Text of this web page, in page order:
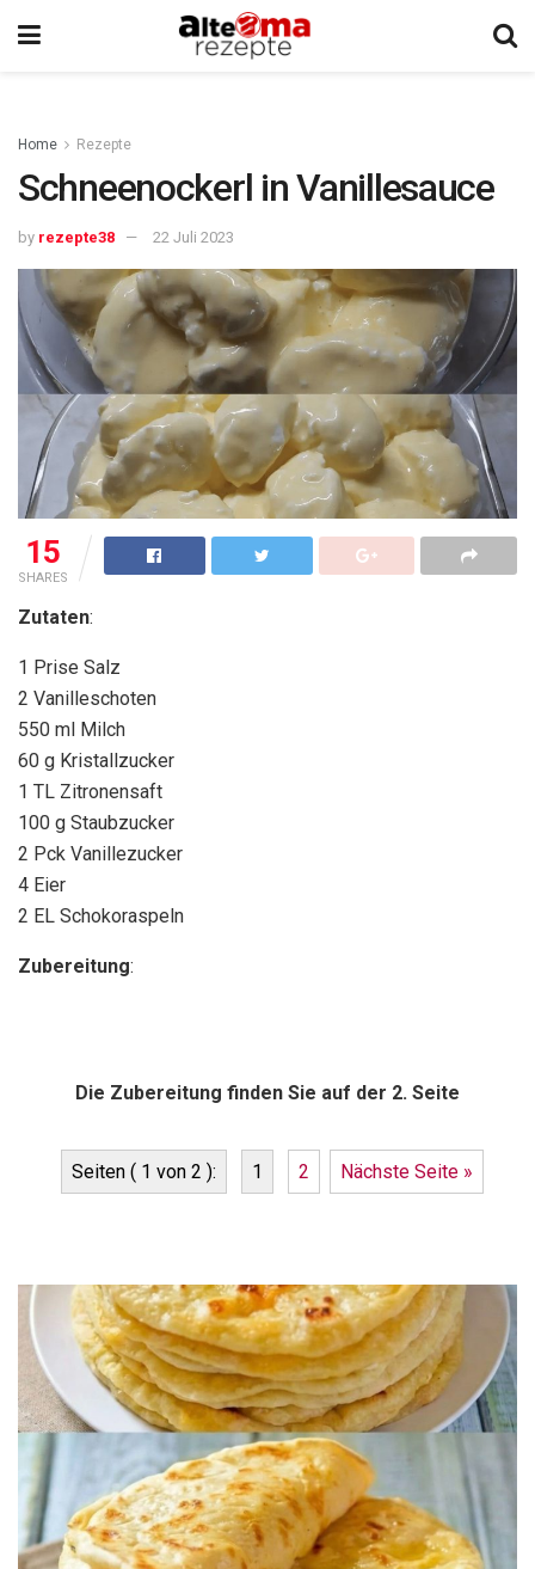
Home Rezepte
Schneenockerl in Vanillesauce
by rezepte38 22 Juli 2023
15
SHARES
Zutaten:
1 Prise Salz
2 Vanilleschoten
550 ml Milch
60 g Kristallzucker
1 TL Zitronensaft
100 g Staubzucker
2 Pck Vanillezucker
4 Eier
2 EL Schokoraspeln
Zubereitung:
Die Zubereitung finden Sie auf der 2. Seite
Seiten ( 1 von 2 ): 1 2 Nächste Seite »